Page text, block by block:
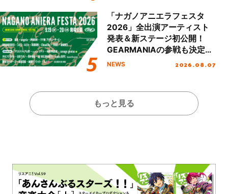
「ナガノアニエラフェスタ
2026」全出演アーティスト
発表＆新ステージ初公開！
GEARMANIAの参戦も決定
し、初となる第3ステージの
NEWS 2026.08.07
もっと見る